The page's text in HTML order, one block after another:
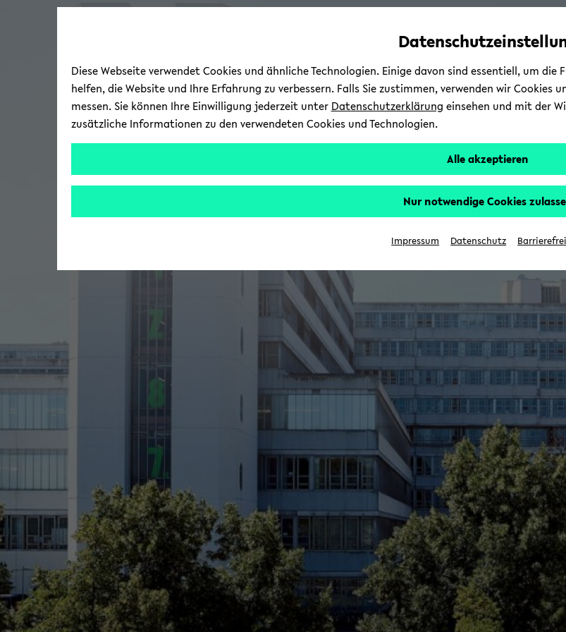
Automatische
vermeiden
zum
wechseln
zum
wechseln
zum
wechseln
Diese Webseite verwendet Cookies und ähnliche Technologien. Einige davon sind essentiell, um
helfen, die Website und Ihre Erfahrung zu verbessern. Falls Sie zustimmen, verwenden wir
messen. Sie können Ihre Einwilligung jederzeit unter Datenschutzerklärung einsehen und mit der
zusätzliche Informationen zu den verwendeten Cookies und Technologien.
Alle akzeptieren
Nur notwendige Cookies
Impressum Datenschutz